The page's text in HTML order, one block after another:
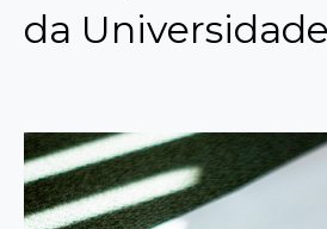
da Universidade